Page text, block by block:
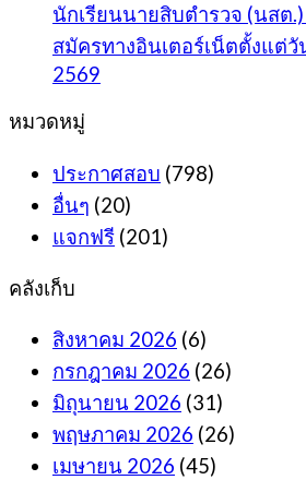
นักเรียนนายสิบตำรวจ (นสต
สมัครทางอินเตอร์เน็ตตั้งแต่วั
2569
หมวดหมู่
ประกาศสอบ (798)
อื่นๆ (20)
แจกฟรี (201)
คลังเก็บ
สิงหาคม 2026 (6)
กรกฎาคม 2026 (26)
มิถุนายน 2026 (31)
พฤษภาคม 2026 (26)
เมษายน 2026 (45)